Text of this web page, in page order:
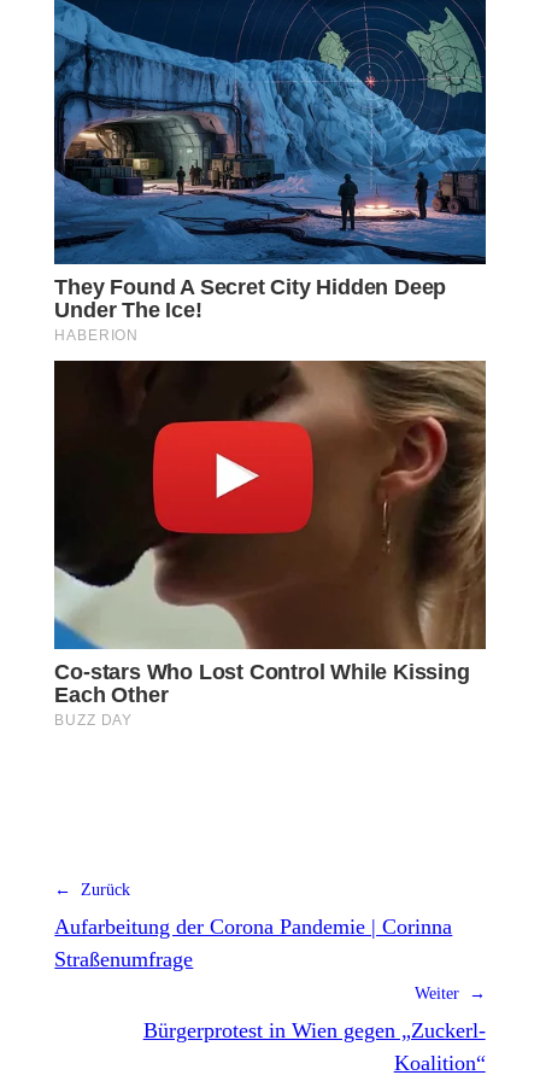
← Zurück
Aufarbeitung der Corona Pandemie | Corinna
Straßenumfrage
Weiter →
Bürgerprotest in Wien gegen „Zuckerl-
Koalition“